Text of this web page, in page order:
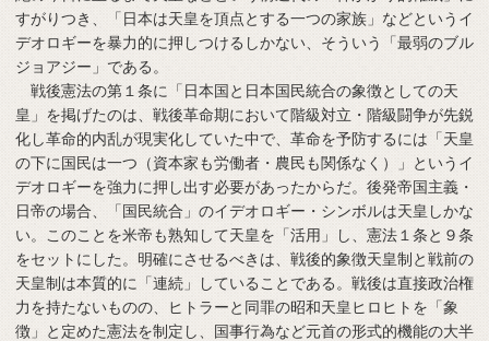
すがりつき、「日本は天皇を頂点とする一つの家族」などというイ
デオロギーを暴力的に押しつけるしかない、そういう「最弱のブル
ジョアジー」である。
戦後憲法の第１条に「日本国と日本国民統合の象徴としての天
皇」を掲げたのは、戦後革命期において階級対立・階級闘争が先鋭
化し革命的内乱が現実化していた中で、革命を予防するには「天皇
の下に国民は一つ（資本家も労働者・農民も関係なく）」というイ
デオロギーを強力に押し出す必要があったからだ。後発帝国主義・
日帝の場合、「国民統合」のイデオロギー・シンボルは天皇しかな
い。このことを米帝も熟知して天皇を「活用」し、憲法１条と９条
をセットにした。明確にさせるべきは、戦後的象徴天皇制と戦前の
天皇制は本質的に「連続」していることである。戦後は直接政治権
力を持たないものの、ヒトラーと同罪の昭和天皇ヒロヒトを「象
徴」と定めた憲法を制定し、国事行為など元首の形式的機能の大半